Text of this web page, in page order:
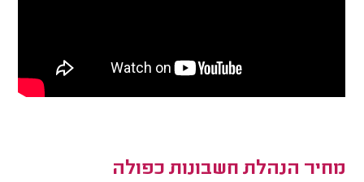
מחיר הנהלת חשבונות כפולה